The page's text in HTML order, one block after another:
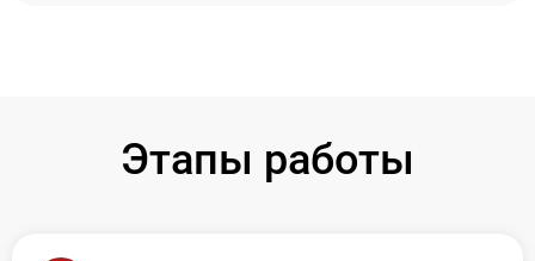
Этапы работы